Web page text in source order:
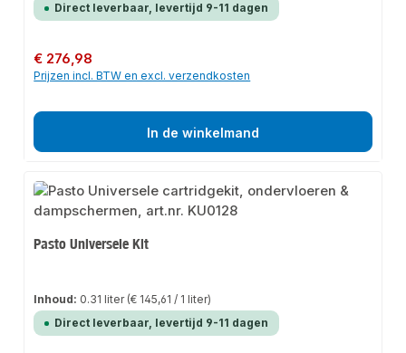
Direct leverbaar, levertijd 9-11 dagen
Normale prijs:
€ 276,98
Prijzen incl. BTW en excl. verzendkosten
In de winkelmand
Pasto Universele Kit
Inhoud: 0.31 liter (€ 145,61 / 1 liter)
Direct leverbaar, levertijd 9-11 dagen